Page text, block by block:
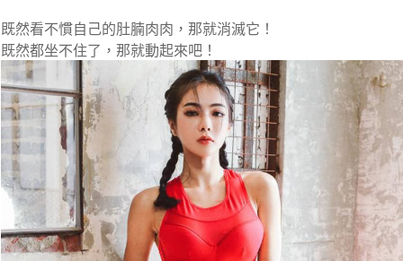
既然看不慣自己的肚腩肉肉，那就消滅它！
既然都坐不住了，那就動起來吧！